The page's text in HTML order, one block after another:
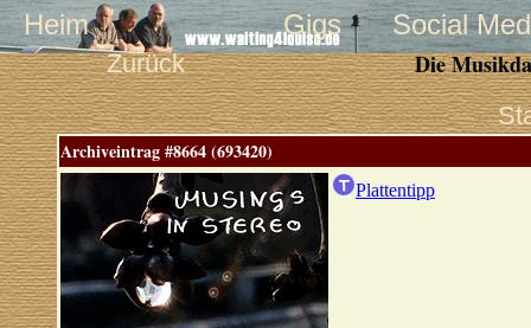
Heim Gigs Social
Zurück Die
Archiveintrag #8664 (693420)
Plattentipp